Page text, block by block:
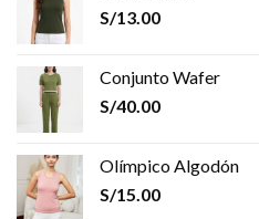
S/13.00
Conjunto Wafer
S/40.00
Olímpico Algodón
S/15.00